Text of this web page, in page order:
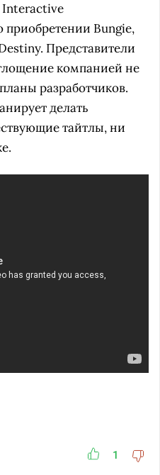
Interactive
приобретении Bungie,
Представители
компанией не
разработчиков.
делать
тайтлы, ни
1